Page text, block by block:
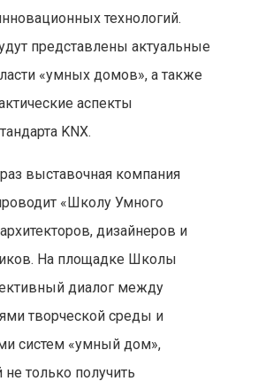
технологий.
представлены актуальные
«умных домов», а также
аспекты
KNX.
выставочная компания
«Школу Умного
дизайнеров и
На площадке Школы
диалог между
творческой среды и
систем «умный дом»,
только получить